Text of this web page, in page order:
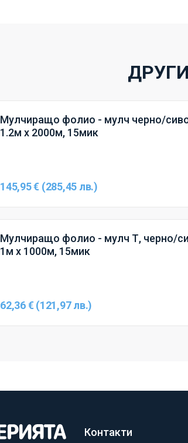
Мулчиращо фолио - мулч черно/
1.2м х 2000м, 15мик
145,95 € (285,45 лв.)
Мулчиращо фолио - мулч Т, черно/
1м х 1000м, 15мик
62,36 € (121,97 лв.)
Контакти